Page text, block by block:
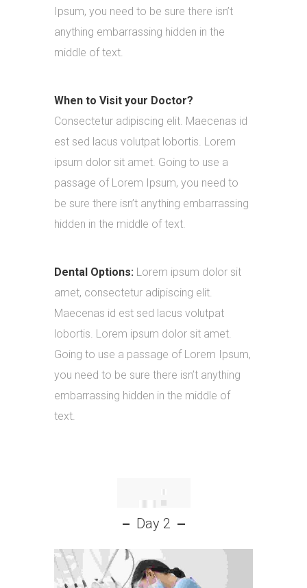
Ipsum, you need to be sure there isn’t
anything embarrassing hidden in the
middle of text.
When to Visit your Doctor?
Consectetur adipiscing elit. Maecenas id
est sed lacus volutpat lobortis. Lorem
ipsum dolor sit amet. Going to use a
passage of Lorem Ipsum, you need to
be sure there isn’t anything embarrassing
hidden in the middle of text.
Dental Options: Lorem ipsum dolor sit
amet, consectetur adipiscing elit.
Maecenas id est sed lacus volutpat
lobortis. Lorem ipsum dolor sit amet.
Going to use a passage of Lorem Ipsum,
you need to be sure there isn’t anything
embarrassing hidden in the middle of
text.
Day 2